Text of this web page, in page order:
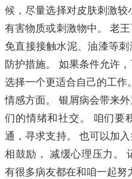
候，尽量选择对皮肤刺激
有害物质或刺激物中。 老
免直接接触水泥、油漆等
防护措施。 如果条件允许
选择一个更适合自己的工作。
情感方面。 银屑病会带来
们的情绪和社交。 咱们要
通，寻求支持。 也可以加
相鼓励， 减缓心理压力。
有很多病友都在和咱一起努